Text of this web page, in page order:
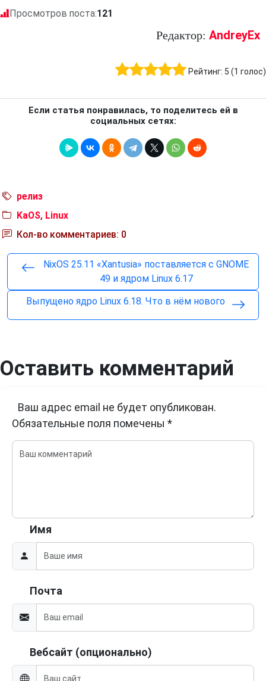
Просмотров поста:121
Редактор: AndreyEx
Рейтинг: 5 (1 голос)
Если статья понравилась, то поделитесь ей в
социальных сетях:
релиз
KaOS, Linux
Кол-во комментариев: 0
NixOS 25.11 «Xantusia» поставляется с GNOME
49 и ядром Linux 6.17
Выпущено ядро Linux 6.18. Что в нём нового
Оставить комментарий
Ваш адрес email не будет опубликован.
Обязательные поля помечены *
Имя
Почта
Вебсайт (опционально)